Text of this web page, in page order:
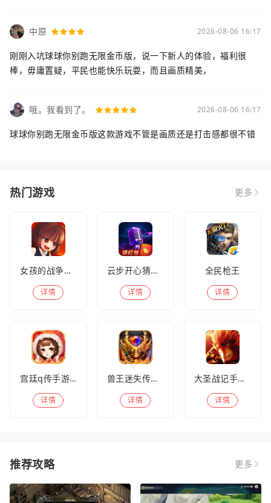
中原 2026-08-06 16:17
刚刚入坑球球你别跑无限金币版，说一下新人的体验，福利很
棒，毋庸置疑，平民也能快乐玩耍，而且画质精美，
哦。我看到了。 2026-08-06 16:17
球球你别跑无限金币版这款游戏不管是画质还是打击感都很不错
热门游戏 更多
女孩的战争手机版(暂未上线)
详情
云步开心猜歌名
详情
全民枪王
详情
宫廷q传手游百度版
详情
兽王迷失传奇高爆版
详情
大圣战记手游官方版
详情
推荐攻略 更多